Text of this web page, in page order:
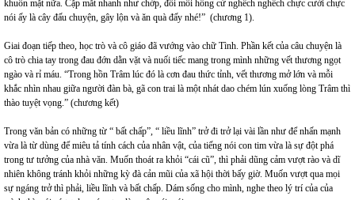
khuôn mặt nữa. Cặp mắt nhanh như chớp, đôi môi hồng cứ nghếch nghếch chực cười chực
nói ấy là cây đấu chuyện, gây lộn và ăn quà đấy nhé!” (chương 1).
Giai đoạn tiếp theo, học trò và cô giáo đã vướng vào chữ Tình. Phần kết của câu chuyện là
cô trò chia tay trong đau đớn dằn vặt và nuối tiếc mang trong mình những vết thương ngọt
ngào và rỉ máu. “Trong hồn Trâm lúc đó là cơn đau thức tỉnh, vết thương mở lớn và mỗi
khắc nhìn nhau giữa người đàn bà, gã con trai là một nhát dao chém lún xuống lòng Trâm thì
thào tuyệt vọng.” (chương kết)
Trong văn bản có những từ “ bất chấp”, “ liều lĩnh” trở đi trở lại vài lần như để nhấn mạnh
vừa là từ dùng để miêu tả tính cách của nhân vật, của tiếng nói con tim vừa là sự đột phá
trong tư tưởng của nhà văn. Muốn thoát ra khỏi “cái cũ”, thì phải dũng cảm vượt rào và dĩ
nhiên không tránh khỏi những kỳ đà cản mũi của xã hội thời bấy giờ. Muốn vượt qua mọi
sự ngáng trở thì phải, liều lĩnh và bất chấp. Dám sống cho mình, nghe theo lý trí của của